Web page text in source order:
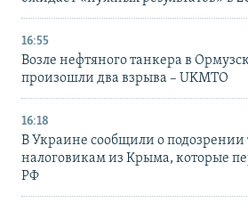
16:55
Возле нефтяного танкера в
произошли два взрыва – UKMTO
16:18
В Украине сообщили о
налоговикам из Крыма, которые
РФ